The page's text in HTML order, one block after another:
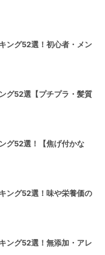
ング52選！初心者・メン
グ52選【プチプラ・髪質
グ52選！【焦げ付かな
ング52選！味や栄養価の
ング52選！無添加・アレ